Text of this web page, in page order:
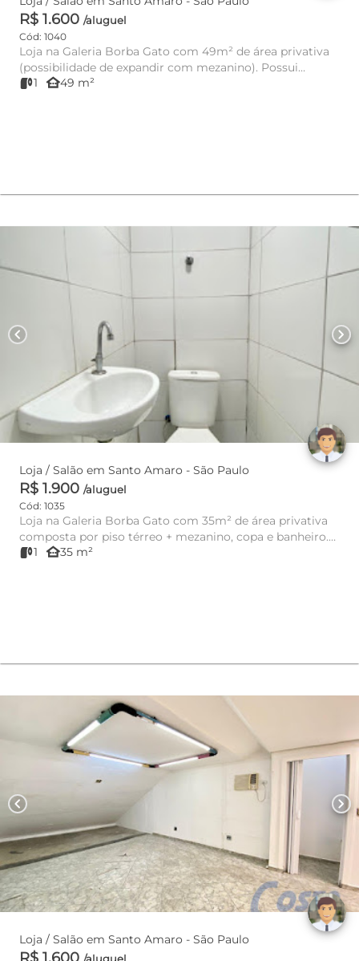
R$ 1.600 /aluguel
Cód: 1040
Loja na Galeria Borba Gato com 49m² de área privativa
(possibilidade de expandir com mezanino). Possui
banheiro e a...
1 other_houses49 m²
chevron_left chevron_right
Loja / Salão em Santo Amaro - São Paulo
R$ 1.900 /aluguel
Cód: 1035
Loja na Galeria Borba Gato com 35m² de área privativa
composta por piso térreo + mezanino, copa e banheiro.
O imóve...
1 other_houses35 m²
chevron_left chevron_right
Loja / Salão em Santo Amaro - São Paulo